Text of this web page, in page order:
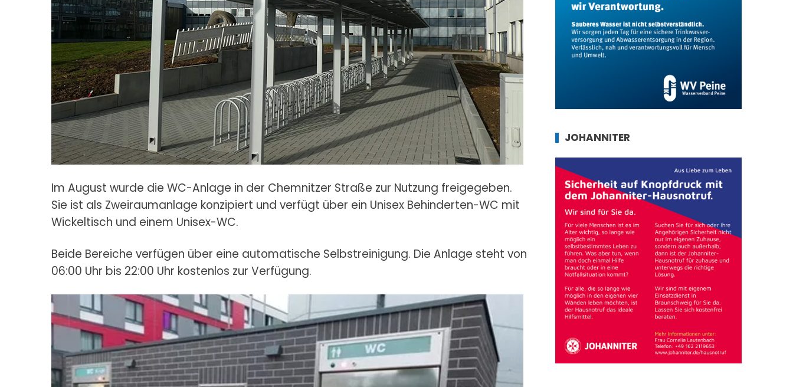
Im August wurde die WC-Anlage in der Chemnitzer Straße zur Nutzung freigegeben.
Sie ist als Zweiraumanlage konzipiert und verfügt über ein Unisex Behinderten-WC mit
Wickeltisch und einem Unisex-WC.
Beide Bereiche verfügen über eine automatische Selbstreinigung. Die Anlage steht von
06:00 Uhr bis 22:00 Uhr kostenlos zur Verfügung.
JOHANNITER